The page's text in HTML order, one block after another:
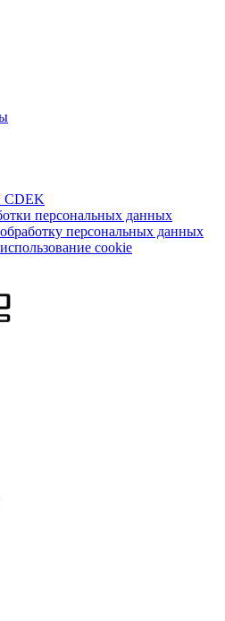
CDEK
персональных данных
персональных данных
cookie